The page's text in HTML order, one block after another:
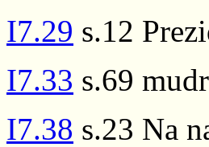
I7.29 s.12
I7.33 s.69
I7.38 s.23 Na